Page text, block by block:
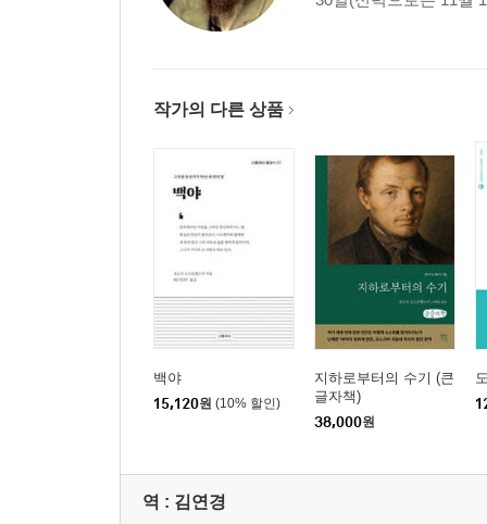
작가의 다른 상품
백야
15,120원 (10% 할인)
지하로부터의 수기 (큰
글자책)
38,000원
역 : 김연경